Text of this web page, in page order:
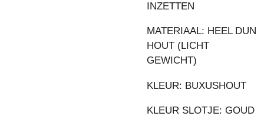
INZETTEN
MATERIAAL: HEEL DUN
HOUT (LICHT
GEWICHT)
KLEUR: BUXUSHOUT
KLEUR SLOTJE: GOUD